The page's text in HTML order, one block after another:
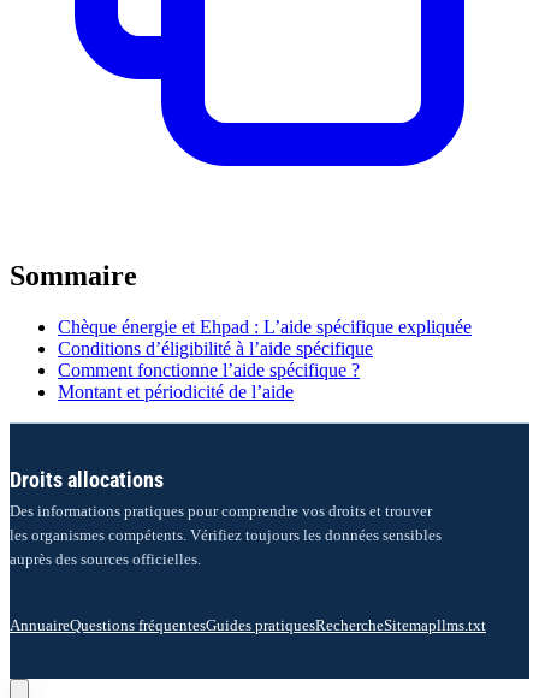
Sommaire
Chèque énergie et Ehpad : L’aide spécifique expliquée
Conditions d’éligibilité à l’aide spécifique
Comment fonctionne l’aide spécifique ?
Montant et périodicité de l’aide
Droits allocations
Des informations pratiques pour comprendre vos droits et trouver
les organismes compétents. Vérifiez toujours les données sensibles
auprès des sources officielles.
AnnuaireQuestions fréquentesGuides pratiquesRechercheSitemapllms.txt